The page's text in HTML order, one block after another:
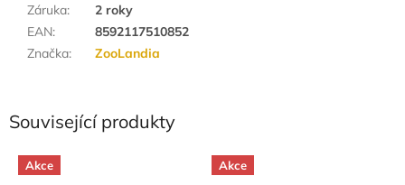
Související produkty
Akce Akce
Záruka:
2 roky
EAN:
8592117510852
Značka: ZooLandia